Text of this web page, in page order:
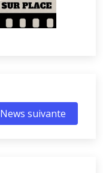
News suivante